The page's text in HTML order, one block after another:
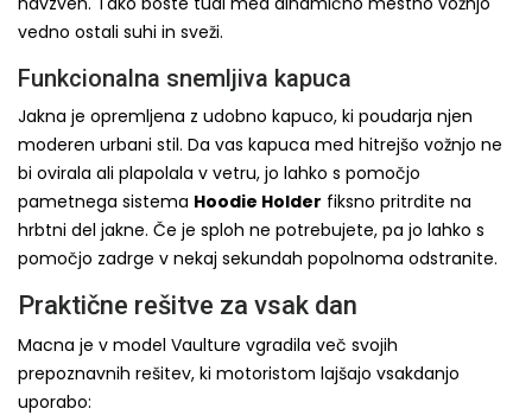
vedno ostali suhi in sveži.
Funkcionalna snemljiva kapuca
Jakna je opremljena z udobno kapuco, ki poudarja njen
moderen urbani stil. Da vas kapuca med hitrejšo vožnjo ne
bi ovirala ali plapolala v vetru, jo lahko s pomočjo
pametnega sistema Hoodie Holder fiksno pritrdite na
hrbtni del jakne. Če je sploh ne potrebujete, pa jo lahko s
pomočjo zadrge v nekaj sekundah popolnoma odstranite.
Praktične rešitve za vsak dan
Macna je v model Vaulture vgradila več svojih
prepoznavnih rešitev, ki motoristom lajšajo vsakdanjo
uporabo: